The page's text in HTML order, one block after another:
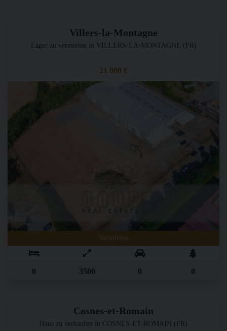
Villers-la-Montagne
Lager zu vermieten in VILLERS-LA-MONTAGNE (FR)
21 000 €
Vermieten
0 3500 0 0
Cosnes-et-Romain
Haus zu verkaufen in COSNES-ET-ROMAIN (FR)